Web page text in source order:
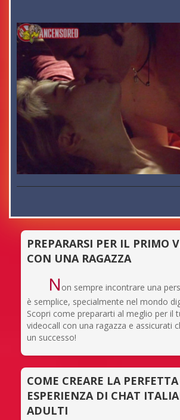
PREPARARSI PER IL PRIMO
CON UNA RAGAZZA
N on sempre incontrare una
è semplice, specialmente nel mondo
Scopri come prepararti al meglio per il
videocall con una ragazza e assicurati
un successo!
COME CREARE LA PERFETTA
ESPERIENZA DI CHAT
ADULTI